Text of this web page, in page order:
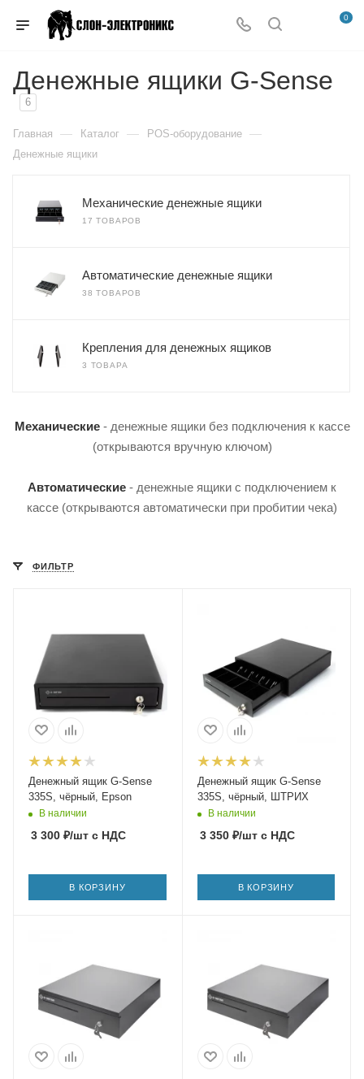
0
Денежные ящики G-Sense
6
Главная — Каталог — POS-оборудование —
Денежные ящики
Механические денежные ящики
17 ТОВАРОВ
Автоматические денежные ящики
38 ТОВАРОВ
Крепления для денежных ящиков
3 ТОВАРА
Механические- денежные ящики без подключения к кассе
(открываются вручную ключом)
Автоматические - денежные ящики с подключением к
кассе (открываются автоматически при пробитии чека)
ФИЛЬТР
Денежный ящик G-Sense
335S, чёрный, Epson
В наличии
3 300 ₽/шт с НДС
В КОРЗИНУ
Денежный ящик G-Sense
335S, чёрный, ШТРИХ
В наличии
3 350₽/штс НДС
В КОРЗИНУ